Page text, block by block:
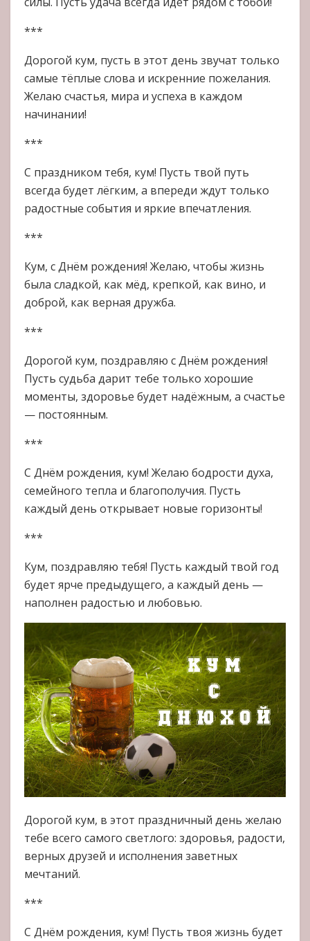
***
Дорогой кум, пусть в этот день звучат только
самые тёплые слова и искренние пожелания.
Желаю счастья, мира и успеха в каждом
начинании!
***
С праздником тебя, кум! Пусть твой путь
всегда будет лёгким, а впереди ждут только
радостные события и яркие впечатления.
***
Кум, с Днём рождения! Желаю, чтобы жизнь
была сладкой, как мёд, крепкой, как вино, и
доброй, как верная дружба.
***
Дорогой кум, поздравляю с Днём рождения!
Пусть судьба дарит тебе только хорошие
моменты, здоровье будет надёжным, а счастье
— постоянным.
***
С Днём рождения, кум! Желаю бодрости духа,
семейного тепла и благополучия. Пусть
каждый день открывает новые горизонты!
***
Кум, поздравляю тебя! Пусть каждый твой год
будет ярче предыдущего, а каждый день —
наполнен радостью и любовью.
Дорогой кум, в этот праздничный день желаю
тебе всего самого светлого: здоровья, радости,
верных друзей и исполнения заветных
мечтаний.
***
С Днём рождения, кум! Пусть твоя жизнь будет